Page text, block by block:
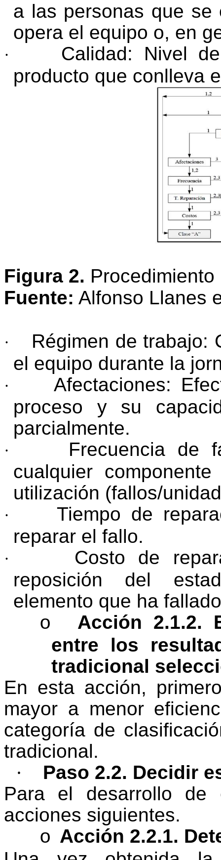
a las personas que se
opera el equipo o, en
·
Calidad: Nivel
producto que conlleva
Figura 2.
Fuente: Alfonso Llanes
·
Régimen de trabajo:
el equipo durante la
·
Afectaciones:
proceso y su
parcialmente.
·
Frecuencia de
cualquier
utilización (fallos/
·
Tiempo de
reparar el fallo.
·
Costo de
reposición del
elemento que ha
o
Acción 2.1.2.
entre los
tradicional
En esta acción,
mayor a menor
categoría de
tradicional.
·
Paso 2.2. Decidir
Para el desarrollo de
acciones siguientes.
o Acción 2.2.1.